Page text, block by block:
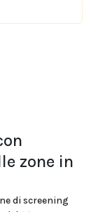
zone in
di screening